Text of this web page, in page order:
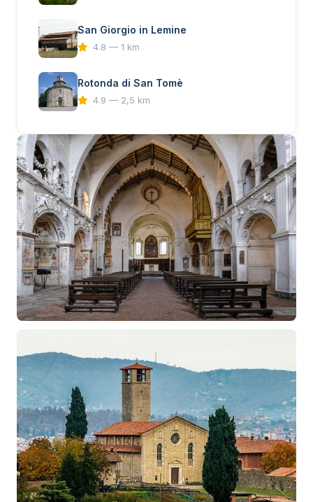
San Giorgio in Lemine
4.8 — 1 km
Rotonda di San Tomè
4.9 — 2,5 km